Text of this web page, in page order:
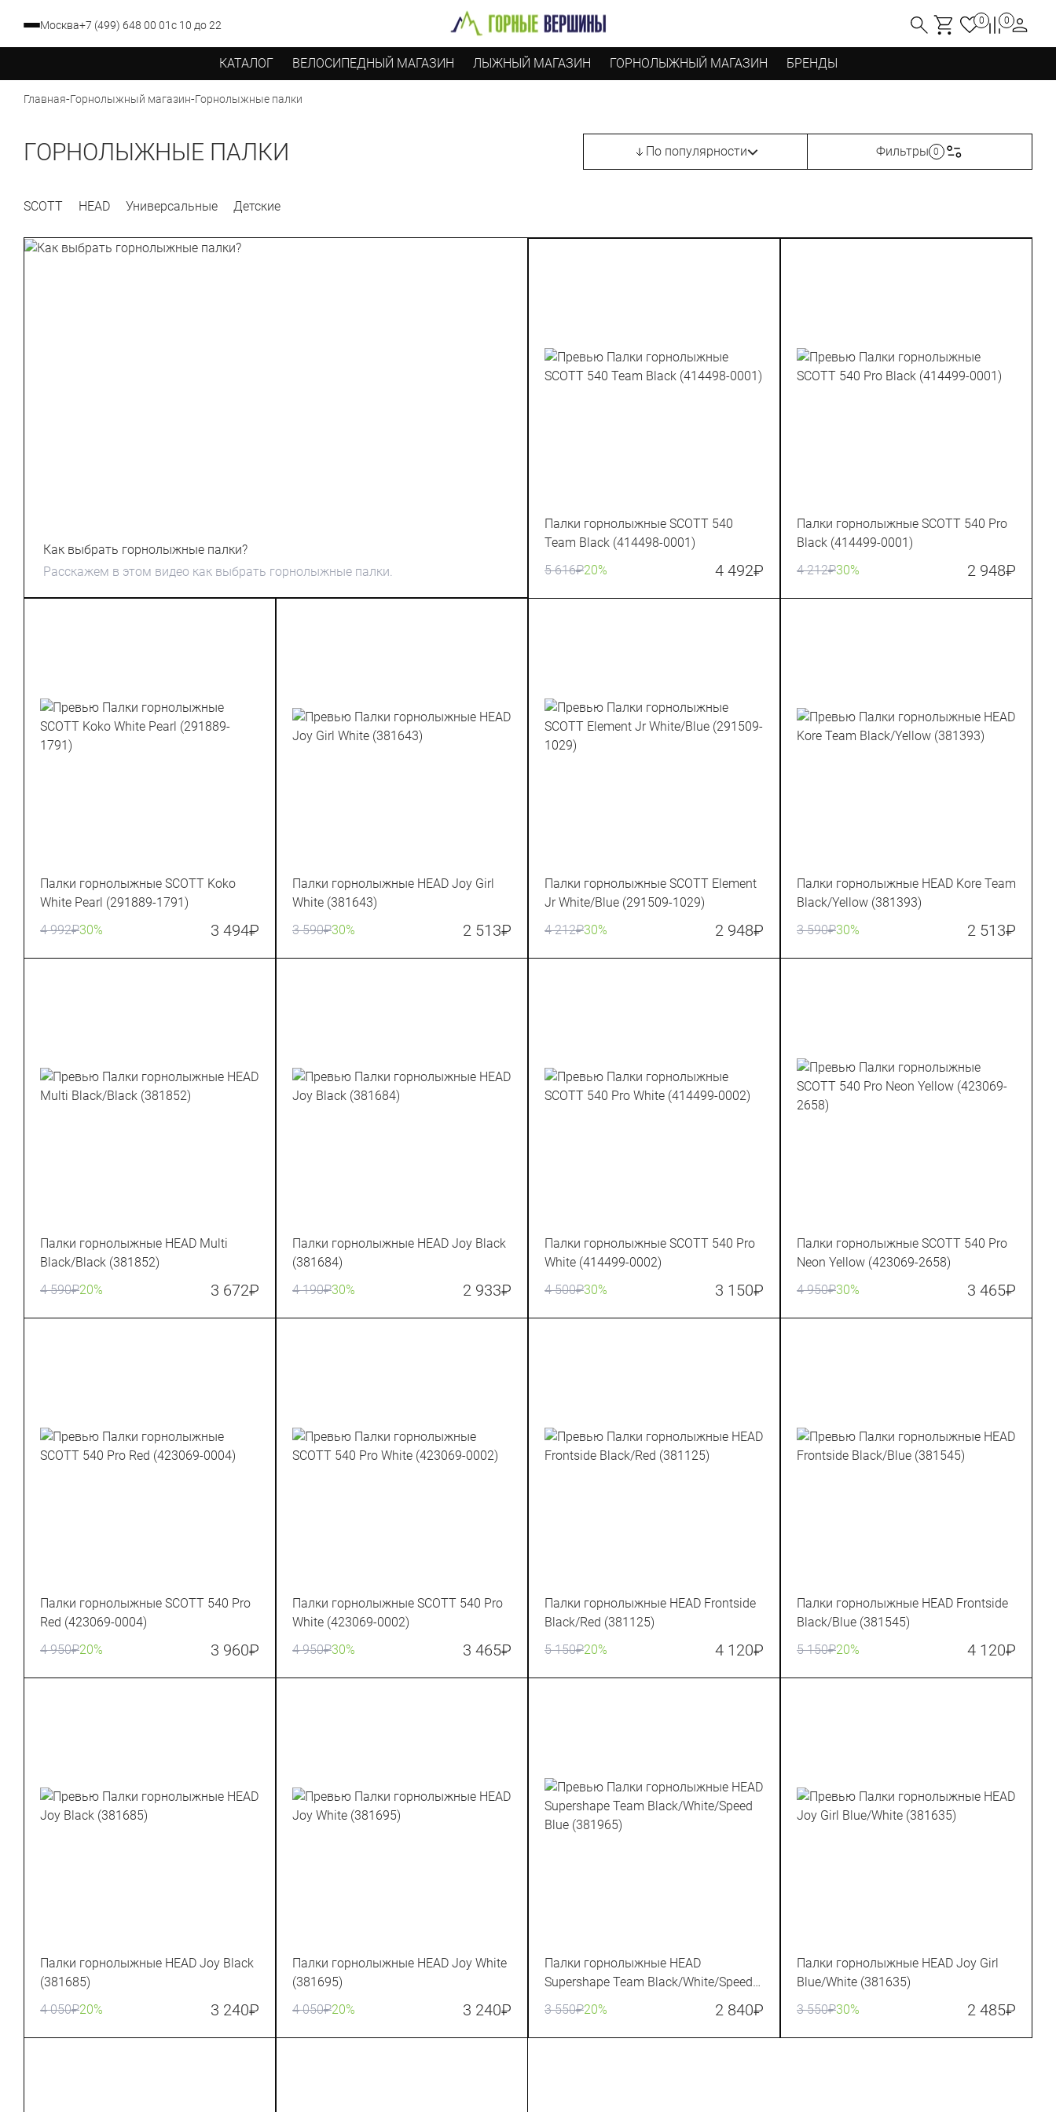
Москва+7 (499) 648 00 01с 10 до 22 0 0
КАТАЛОГ ВЕЛОСИПЕДНЫЙ МАГАЗИН ЛЫЖНЫЙ МАГАЗИН ГОРНОЛЫЖНЫЙ МАГАЗИН БРЕНДЫ
Главная-Горнолыжный магазин-Горнолыжные палки
ГОРНОЛЫЖНЫЕ ПАЛКИ По популярности Фильтры 0
SCOTT HEAD Универсальные Детские
Как выбрать горнолыжные палки?
Расскажем в этом видео как выбрать горнолыжные палки.
Палки горнолыжные SCOTT 540
Team Black (414498-0001)
5 616₽20% 4 492₽
Палки горнолыжные SCOTT 540 Pro
Black (414499-0001)
4 212₽30% 2 948₽
Палки горнолыжные SCOTT Koko
White Pearl (291889-1791)
4 992₽30% 3 494₽
Палки горнолыжные HEAD Joy Girl
White (381643)
3 590₽30% 2 513₽
Палки горнолыжные SCOTT Element
Jr White/Blue (291509-1029)
4 212₽30% 2 948₽
Палки горнолыжные HEAD Kore Team
Black/Yellow (381393)
3 590₽30% 2 513₽
Палки горнолыжные HEAD Multi
Black/Black (381852)
4 590₽20% 3 672₽
Палки горнолыжные HEAD Joy Black
(381684)
4 190₽30% 2 933₽
Палки горнолыжные SCOTT 540 Pro
White (414499-0002)
4 500₽30% 3 150₽
Палки горнолыжные SCOTT 540 Pro
Neon Yellow (423069-2658)
4 950₽30% 3 465₽
Палки горнолыжные SCOTT 540 Pro
Red (423069-0004)
4 950₽20% 3 960₽
Палки горнолыжные SCOTT 540 Pro
White (423069-0002)
4 950₽30% 3 465₽
Палки горнолыжные HEAD Frontside
Black/Red (381125)
5 150₽20% 4 120₽
Палки горнолыжные HEAD Frontside
Black/Blue (381545)
5 150₽20% 4 120₽
Палки горнолыжные HEAD Joy Black
(381685)
4 050₽20% 3 240₽
Палки горнолыжные HEAD Joy White
(381695)
4 050₽20% 3 240₽
Палки горнолыжные HEAD
Supershape Team Black/White/Speed
Blue (381965)
3 550₽20% 2 840₽
Палки горнолыжные HEAD Joy Girl
Blue/White (381635)
3 550₽30% 2 485₽